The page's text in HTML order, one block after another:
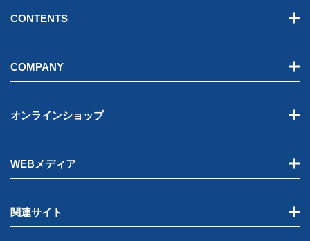
CONTENTS
COMPANY
オンラインショップ
WEBメディア
関連サイト